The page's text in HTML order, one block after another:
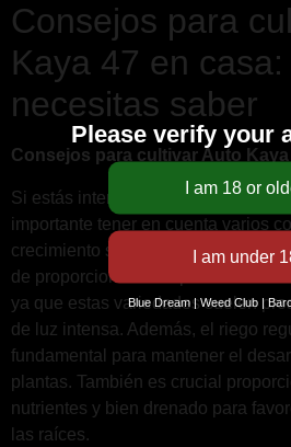
Consejos para
Kaya 47 en
necesitas saber
Consejos para cultivar Auto Kaya
Si estás interesado en cultivar Auto
importante tener en cuenta varios
crecimiento saludable de estas
de proporcionar a tus plantas un
ya que estas variedades suelen
de luz intensa. Además, el riego
fundamental para mantener el
plantas. También es crucial
nutrientes y bien drenado para
las raíces.
Please verify your
Blue Dream | Weed Club |